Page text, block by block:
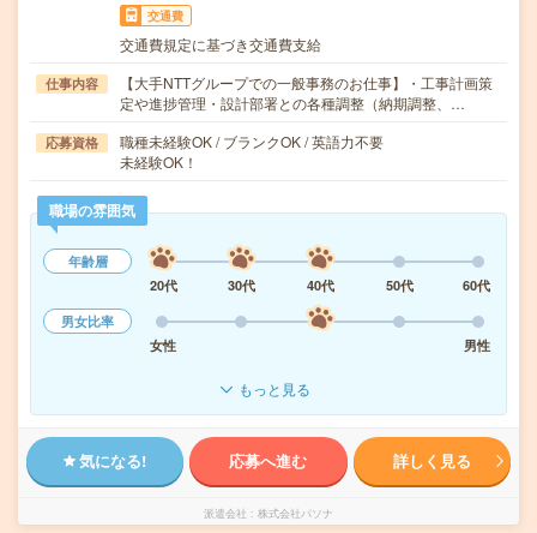
交通費
交通費規定に基づき交通費支給
仕事内容
【大手NTTグループでの一般事務のお仕事】・工事計画策
定や進捗管理・設計部署との各種調整（納期調整、…
応募資格
職種未経験OK / ブランクOK / 英語力不要
未経験OK！
職場の雰囲気
年齢層
20代
30代 40代 50代
60代
男女比率
女性
男性
もっと見る
気になる! 応募へ進む 詳しく見る
派遣会社 株式会社パソナ